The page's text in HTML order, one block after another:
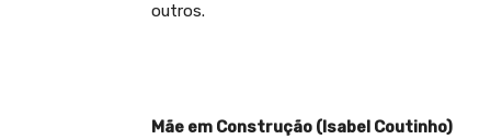
outros.
Mãe em Construção (Isabel Coutinho)